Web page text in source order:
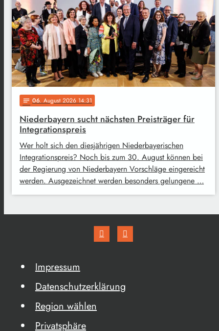
notes 06. August 2026 14:31
Niederbayern sucht nächsten Preisträger für
Integrationspreis
Wer holt sich den diesjährigen Niederbayerischen
Integrationspreis? Noch bis zum 30. August können bei
der Regierung von Niederbayern Vorschläge eingereicht
werden. Ausgezeichnet werden besonders gelungene …
Impressum
Datenschutzerklärung
Region wählen
Privatsphäre